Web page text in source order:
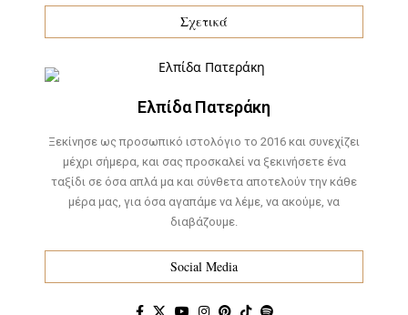
Σχετικά
Ελπίδα Πατεράκη
Ξεκίνησε ως προσωπικό ιστολόγιο το 2016 και συνεχίζει
μέχρι σήμερα, και σας προσκαλεί να ξεκινήσετε ένα
ταξίδι σε όσα απλά μα και σύνθετα αποτελούν την κάθε
μέρα μας, για όσα αγαπάμε να λέμε, να ακούμε, να
διαβάζουμε.
Social Media